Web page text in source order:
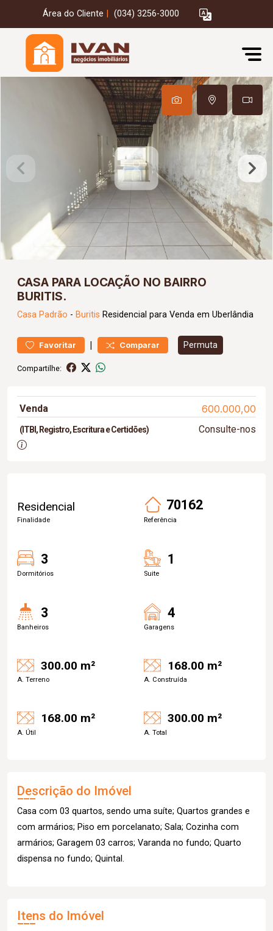
Área do Cliente (034) 3256-3000
CASA PARA LOCAÇÃO NO BAIRRO
BURITIS.
Casa Padrão - Buritis Residencial para Venda em Uberlândia
Favoritar | Comparar Permuta
Compartilhe:
Venda 600.000,00
(ITBI, Registro, Escritura e Certidões) Consulte-nos
Residencial
Finalidade
70162
Referência
3
Dormitórios
1
Suite
3
Banheiros
4
Garagens
300.00 m²
A. Terreno
168.00 m²
A. Construída
168.00 m²
A. Útil
300.00 m²
A. Total
Descrição do Imóvel
Casa com 03 quartos, sendo uma suíte; Quartos grandes e
com armários; Piso em porcelanato; Sala; Cozinha com
armários; Garagem 03 carros; Varanda no fundo; Quarto
dispensa no fundo; Quintal.
Itens do Imóvel